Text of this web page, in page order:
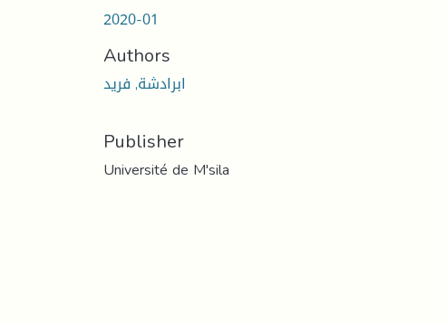
2020-01
Authors
ابرادشة, فريد
Publisher
Université de M'sila